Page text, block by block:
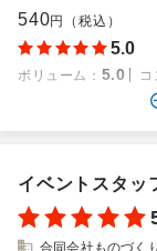
540円（税込）
5.0
ボリューム ： 5.0
イベントスタッ
合同会社ものづく